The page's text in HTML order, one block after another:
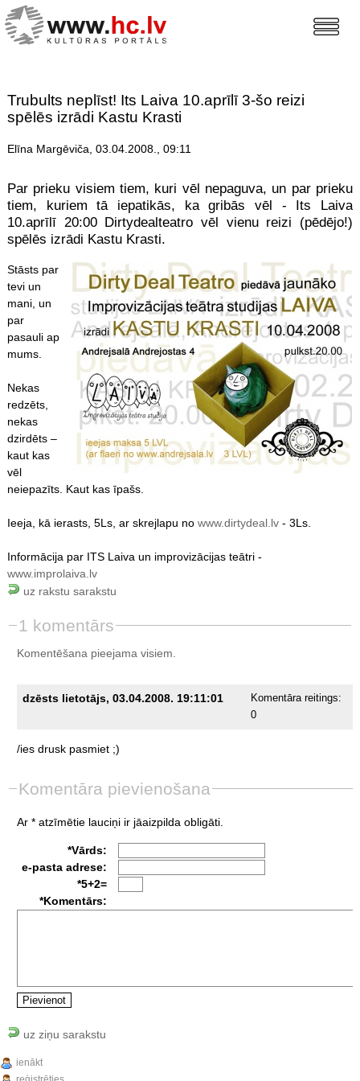
Trubults neplīst! Its Laiva 10.aprīlī 3-šo reizi
spēlēs izrādi Kastu Krasti
Elīna Margēviča, 03.04.2008., 09:11
Par prieku visiem tiem, kuri vēl nepaguva, un par prieku
tiem, kuriem tā iepatikās, ka gribās vēl - Its Laiva
10.aprīlī 20:00 Dirtydealteatro vēl vienu reizi (pēdējo!)
spēlēs izrādi Kastu Krasti.
Stāsts par
tevi un
mani, un
par
pasauli ap
mums.
Nekas
redzēts,
nekas
dzirdēts –
kaut kas
vēl
neiepazīts. Kaut kas īpašs.
Ieeja, kā ierasts, 5Ls, ar skrejlapu no www.dirtydeal.lv- 3Ls.
Informācija par ITS Laiva un improvizācijas teātri -
www.improlaiva.lv
uz rakstu sarakstu
1 komentārs
Komentēšana pieejama visiem.
dzēsts lietotājs, 03.04.2008. 19:11:01
Komentāra reitings:
0
/ies drusk pasmiet ;)
Komentāra pievienošana
Ar * atzīmētie lauciņi ir jāaizpilda obligāti.
*Vārds:
e-pasta adrese:
*5+2=
*Komentārs:
uz ziņu sarakstu
ienākt